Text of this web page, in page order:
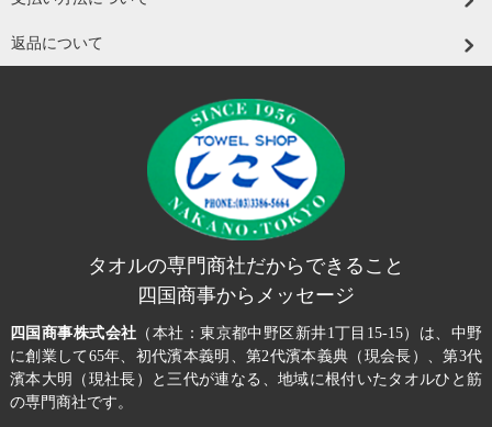
返品について
タオルの専門商社だからできること
四国商事からメッセージ
四国商事株式会社 （本社：東京都中野区新井1丁目15-15）は、中野
に創業して65年、初代濱本義明、第2代濱本義典（現会長）、第3代
濱本大明（現社長）と三代が連なる、地域に根付いたタオルひと筋
の専門商社です。